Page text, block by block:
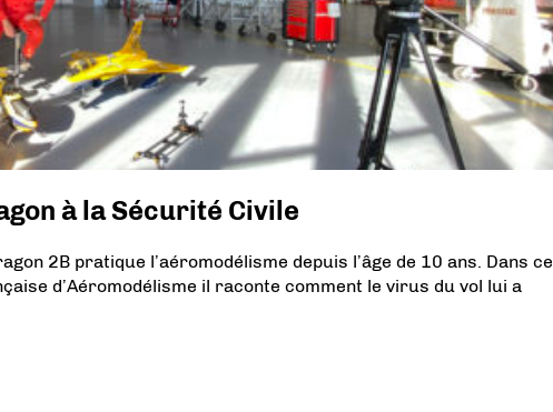
à la Sécurité Civile
2B pratique l’aéromodélisme depuis l’âge de 10 ans. Dans ce
d’Aéromodélisme il raconte comment le virus du vol lui a